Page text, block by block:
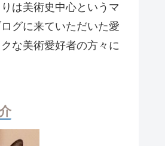
は美術史中心というマ
グに来ていただいた愛
な美術愛好者の方々に